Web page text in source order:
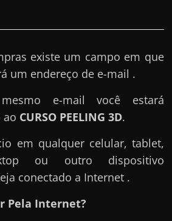
existe um campo em que
um endereço de e-mail .
e-mail você estará
ao CURSO PEELING 3D.
em qualquer celular, tablet,
ou outro dispositivo
conectado a Internet .
Pela Internet?